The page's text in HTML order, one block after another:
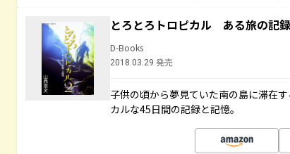
とろとろトロピカル ある旅の記
D-Books
2018.03.29 発売
子供の頃から夢見ていた南の島に滞在
カルな45日間の記録と記憶。